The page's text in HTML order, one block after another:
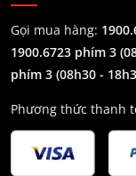
Gọi mua hàng:
1900.6723 phím 3
phím 3 (08h30 -
Phương thức thanh